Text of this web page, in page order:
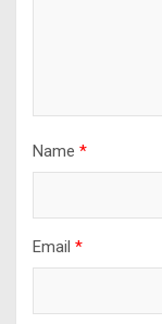
Name *
Email *